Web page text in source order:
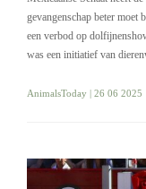
gevangenschap beter moet
een verbod op
was een initiatief van
AnimalsToday | 26 06 2025